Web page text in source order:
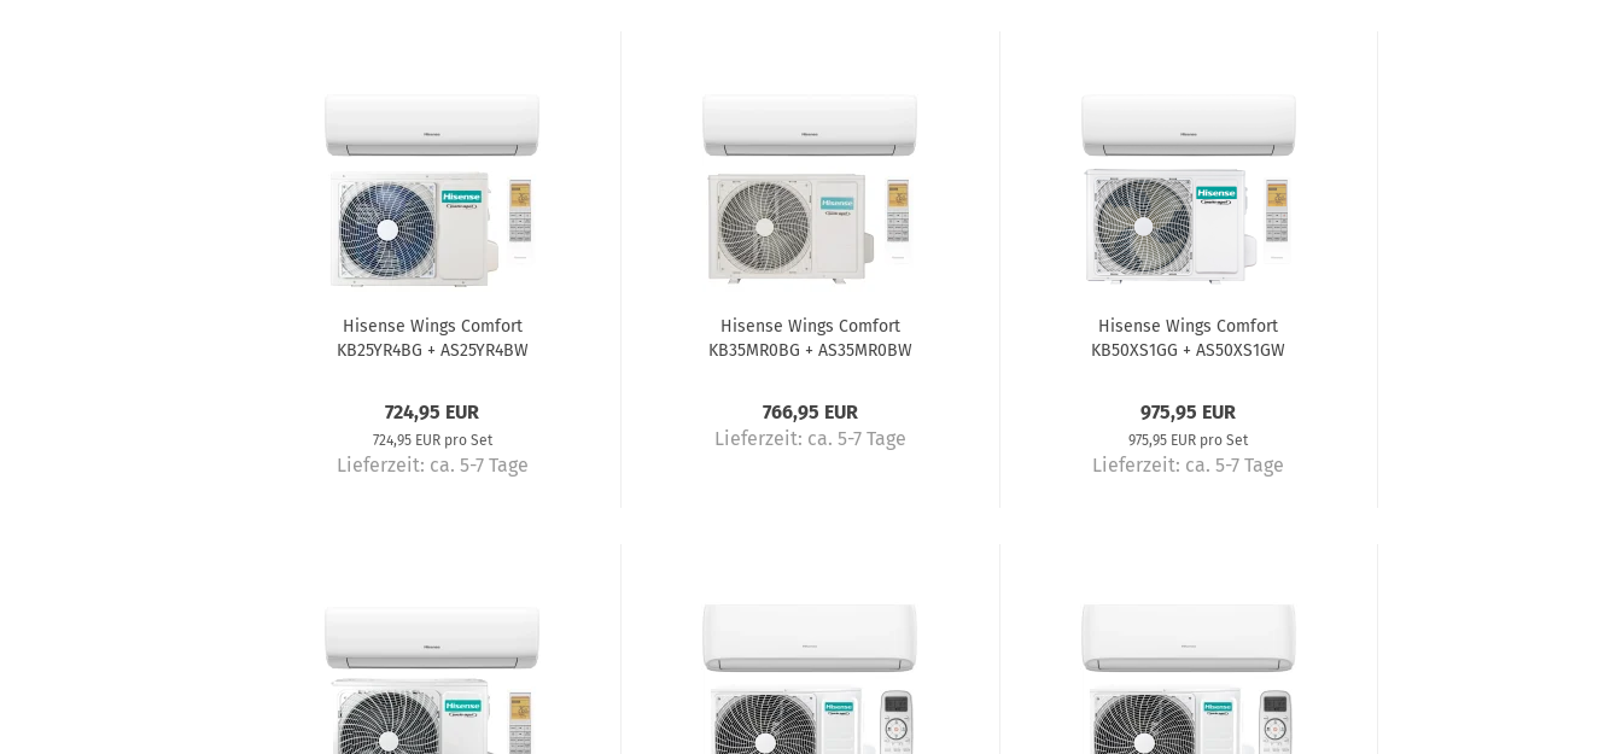
Hisense Wings Comfort
KB25YR4BG + AS25YR4BW
724,95 EUR
724,95 EUR pro Set
Lieferzeit: ca. 5-7 Tage
Hisense Wings Comfort
KB35MR0BG + AS35MR0BW
766,95 EUR
Lieferzeit: ca. 5-7 Tage
Hisense Wings Comfort
KB50XS1GG + AS50XS1GW
975,95 EUR
975,95 EUR pro Set
Lieferzeit: ca. 5-7 Tage